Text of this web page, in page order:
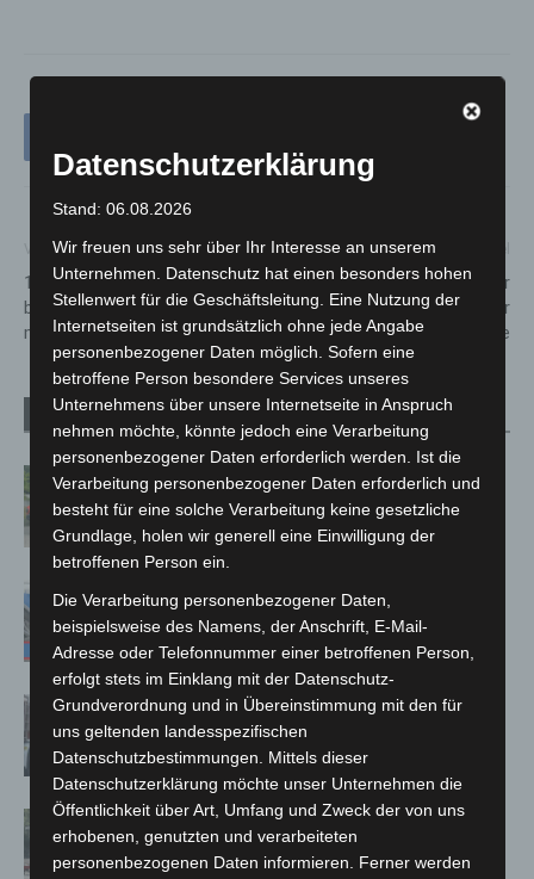
Vorheriger Artikel
19-Jähriger schleift Polizisten
bei Kontrolle nach Diebstahl
mit Auto mit
Nächster Artikel
Polizeieinsatz aufgrund einer
nicht angezeigter
Versammlung am Maschsee
Verwandte Artikel Mehr vom Autor
Region Hannover: 21 neue
Notfallsanitäter starten beim Roten
Kreuz
Mann läuft mit Hockeyschläger über
A7 – Polizei sucht Zeugen
Celle: Mensch stirbt bei Bagger-Unfall
auf Baustelle
Gasleitung bei McDonald’s-Umbau in
Langenhagen beschädigt
Datenschutzerklärung
Stand: 06.08.2026
Wir freuen uns sehr über Ihr Interesse an unserem
Unternehmen. Datenschutz hat einen besonders hohen
Stellenwert für die Geschäftsleitung. Eine Nutzung der
Internetseiten ist grundsätzlich ohne jede Angabe
personenbezogener Daten möglich. Sofern eine
betroffene Person besondere Services unseres
Unternehmens über unsere Internetseite in Anspruch
nehmen möchte, könnte jedoch eine Verarbeitung
personenbezogener Daten erforderlich werden. Ist die
Verarbeitung personenbezogener Daten erforderlich und
besteht für eine solche Verarbeitung keine gesetzliche
Grundlage, holen wir generell eine Einwilligung der
betroffenen Person ein.
Die Verarbeitung personenbezogener Daten,
beispielsweise des Namens, der Anschrift, E-Mail-
Adresse oder Telefonnummer einer betroffenen Person,
erfolgt stets im Einklang mit der Datenschutz-
Grundverordnung und in Übereinstimmung mit den für
uns geltenden landesspezifischen
Datenschutzbestimmungen. Mittels dieser
Datenschutzerklärung möchte unser Unternehmen die
Öffentlichkeit über Art, Umfang und Zweck der von uns
erhobenen, genutzten und verarbeiteten
personenbezogenen Daten informieren. Ferner werden